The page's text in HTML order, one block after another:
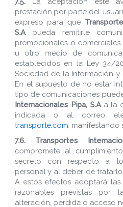
prestación por parte del
expreso para que
S.Apueda remitirle
promocionales o
u otro medio de
establecidos en la Ley 34/
Sociedad de la Información y
En el supuesto de no estar
tipo de comunicaciones
Internacionales Pipa, S.Aa la
indicada o al correo
transporte.com, manifestando
7.6.
Transportes
compromete al
secreto con respecto a
personal y al deber de
A estos efectos adoptará
razonables previstas por
alteración, pérdida o acceso